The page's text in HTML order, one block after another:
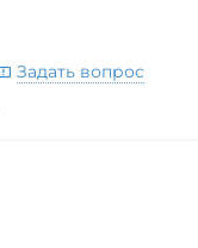
Задать вопрос